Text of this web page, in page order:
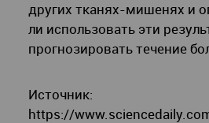
других тканях-мишенях и
ли использовать эти
прогнозировать течение
Источник:
https://